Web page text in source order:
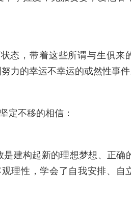
态，带着这些所谓与生俱来
力的幸运不幸运的或然性事件
定不移的相信：
建构起新的理想梦想、正确
理性，学会了自我安排、自